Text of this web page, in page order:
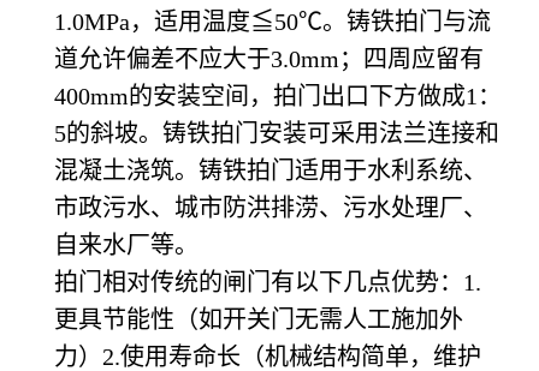
1.0MPa，适用温度≦50℃。铸铁拍门与流
道允许偏差不应大于3.0mm；四周应留有
400mm的安装空间，拍门出口下方做成1：
5的斜坡。铸铁拍门安装可采用法兰连接和
混凝土浇筑。铸铁拍门适用于水利系统、
市政污水、城市防洪排涝、污水处理厂、
自来水厂等。
拍门相对传统的闸门有以下几点优势：1.
更具节能性（如开关门无需人工施加外
力）2.使用寿命长（机械结构简单，维护